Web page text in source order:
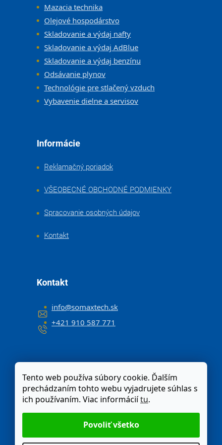
Tento web používa súbory cookie. Ďalším
prechádzaním tohto webu vyjadrujete súhlas s
ich používaním. Viac informáciítu.
Mazacia technika
Olejové hospodárstvo
Skladovanie a výdaj nafty
Skladovanie a výdaj AdBlue
Skladovanie a výdaj benzínu
Odsávanie plynov
Technológie pre stlačený vzduch
Vybavenie dielne a servisov
Informácie
Reklamačný poriadok
VŠEOBECNÉ OBCHODNÉ PODMIENKY
Spracovanie osobných údajov
Kontakt
Kontakt
info@somaxtech.sk
+421 910 587 771